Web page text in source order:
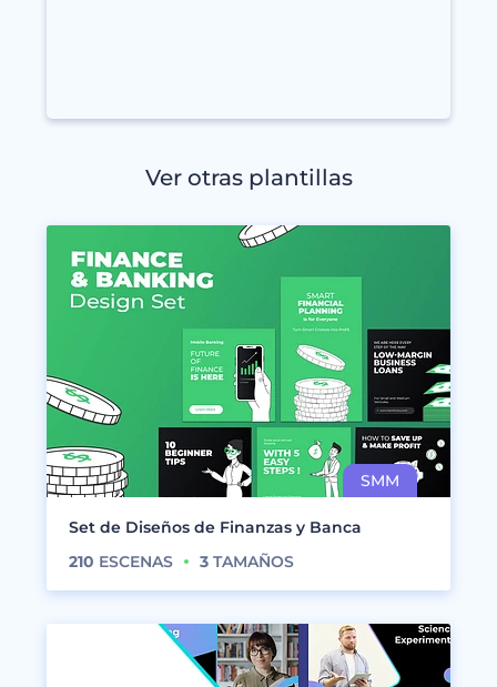
Ver otras plantillas
Set de Diseños de Finanzas y Banca
210 ESCENAS 3 TAMAÑOS